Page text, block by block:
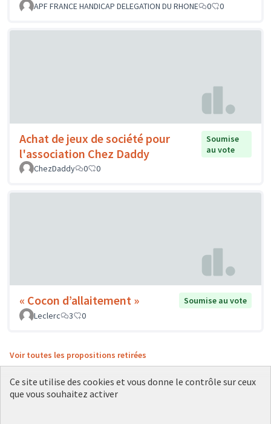
APF FRANCE HANDICAP DELEGATION DU RHONE
0 0
Achat de jeux de société pour
l'association Chez Daddy
Soumise
au vote
ChezDaddy
0 0
« Cocon d’allaitement »
Soumise au vote
Leclerc
3 0
Voir toutes les propositions retirées
Ce site utilise des cookies et vous donne le contrôle sur ceux
que vous souhaitez activer